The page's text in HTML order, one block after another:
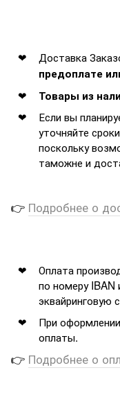
Доставка
предоплате
Товары из
Если вы
уточняйте
поскольку
таможне и
👉 Подробнее о
Оплата
по номеру IBAN
эквайринговую
При
оплаты.
👉 Подробнее о